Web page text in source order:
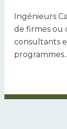
Ingénieurs
de firmes ou
consultants